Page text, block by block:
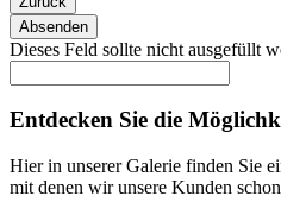
Absenden
Dieses Feld sollte nicht ausgefüllt
Entdecken Sie die
Hier in unserer Galerie finden Sie
mit denen wir unsere Kunden